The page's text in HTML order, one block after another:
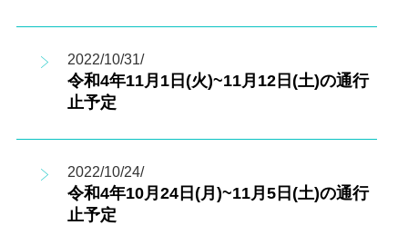
2022/10/31/
令和4年11月1日(火)~11月12日(土)の通行
止予定
2022/10/24/
令和4年10月24日(月)~11月5日(土)の通行
止予定